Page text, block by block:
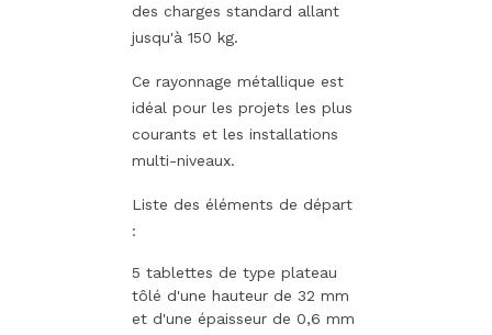
des charges standard allant
jusqu'à 150 kg.
Ce rayonnage métallique est
idéal pour les projets les plus
courants et les installations
multi-niveaux.
Liste des éléments de départ
:
5 tablettes de type plateau
tôlé d'une hauteur de 32 mm
et d'une épaisseur de 0,6 mm